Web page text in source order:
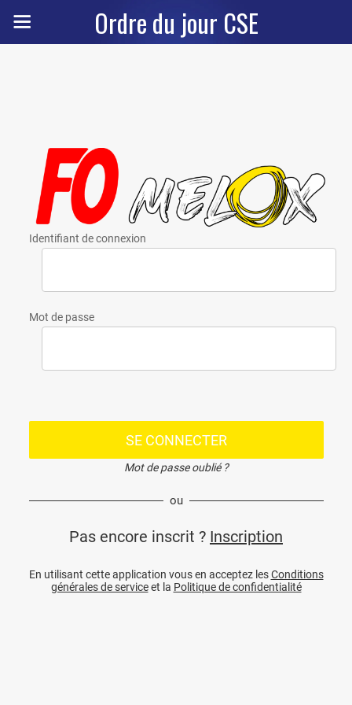
Ordre du jour CSE
Identifiant de connexion
Mot de passe
SE CONNECTER
Mot de passe oublié ?
ou
Pas encore inscrit ? Inscription
En utilisant cette application vous en acceptez lesConditions
générales de serviceet la Politique de confidentialité